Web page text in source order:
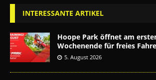
INTERESSANTE ARTIKEL
Hoope Park öffnet am
Wochenende für freies
5. August 2026